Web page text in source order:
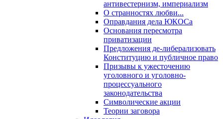
антивестернизм, империализм
О странностях любви...
Оправдания дела ЮКОСа
Основания пересмотра
приватизации
Предложения де-либерализовать
Конституцию и публичное право
Призывы к ужесточению
уголовного и уголовно-
процессуального
законодательства
Символические акции
Теории заговора